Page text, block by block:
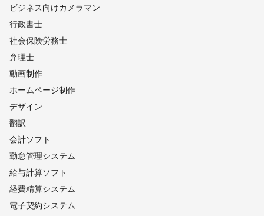
ビジネス向けカメラマン
行政書士
社会保険労務士
弁理士
動画制作
ホームページ制作
デザイン
翻訳
会計ソフト
勤怠管理システム
給与計算ソフト
経費精算システム
電子契約システム